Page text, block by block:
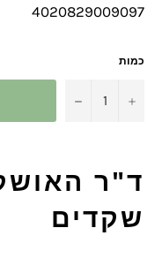
4020829009097
כמות
− +
ד"ר
שקדים